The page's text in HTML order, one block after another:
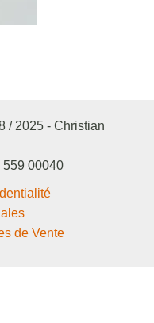
/ 2025 - Christian
559 00040
de Vente